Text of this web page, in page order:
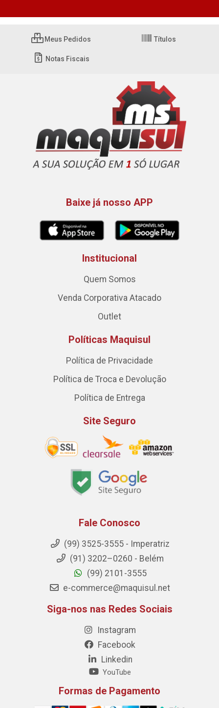
Meus Pedidos Títulos
Notas Fiscais
Baixe já nosso APP
Institucional
Quem Somos
Venda Corporativa Atacado
Outlet
Políticas Maquisul
Política de Privacidade
Política de Troca e Devolução
Política de Entrega
Site Seguro
Fale Conosco
(99) 3525-3555 - Imperatriz
(91) 3202–0260 - Belém
(99) 2101-3555
e-commerce@maquisul.net
Siga-nos nas Redes Sociais
Instagram
Facebook
Linkedin
YouTube
Formas de Pagamento